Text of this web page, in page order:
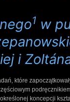
1 w
i
które
koncepcji